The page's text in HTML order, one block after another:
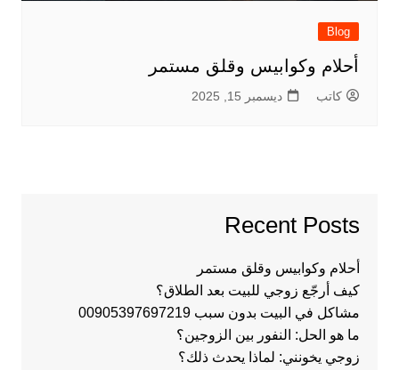
Blog
أحلام وكوابيس وقلق مستمر
كاتب ديسمبر 15, 2025
Recent Posts
أحلام وكوابيس وقلق مستمر
كيف أرجّع زوجي للبيت بعد الطلاق؟
مشاكل في البيت بدون سبب 00905397697219
ما هو الحل: النفور بين الزوجين؟
زوجي يخونني: لماذا يحدث ذلك؟